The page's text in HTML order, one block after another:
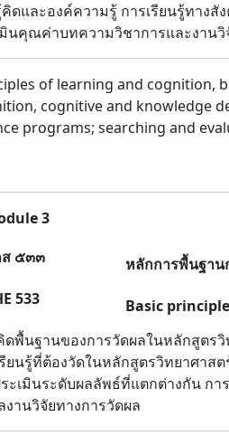
ดและองค์ความรู้ การเรียนรู้ทาง
นคุณค่าบทความวิชาการและงาน
of learning and cognition,
cognitive and knowledge
programs; searching and
3
๕๓๓
หลักการพื้นฐาน
533
Basic
ดพื้นฐานของการวัดผลในหลักสูตร
รียนรู้ที่ต้องวัดในหลักสูตรวิทยาศา
ะเมินระดับผลลัพธ์ที่แตกต่างกัน ก
านวิจัยทางการวัดผล